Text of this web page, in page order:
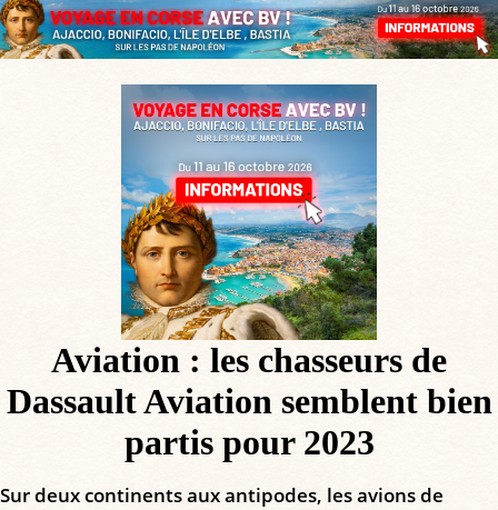
Aviation : les chasseurs de
Dassault Aviation semblent bien
partis pour 2023
Sur deux continents aux antipodes, les avions de